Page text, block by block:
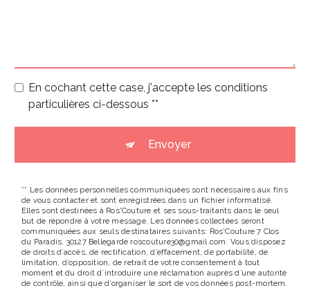
En cochant cette case, j'accepte les conditions
particulières ci-dessous **
Envoyer
** Les données personnelles communiquées sont nécessaires aux fins
de vous contacter et sont enregistrées dans un fichier informatisé.
Elles sont destinées à Ros'Couture et ses sous-traitants dans le seul
but de répondre à votre message. Les données collectées seront
communiquées aux seuls destinataires suivants: Ros'Couture 7 Clos
du Paradis, 30127 Bellegarde roscouture30@gmail.com. Vous disposez
de droits d’accès, de rectification, d’effacement, de portabilité, de
limitation, d’opposition, de retrait de votre consentement à tout
moment et du droit d’introduire une réclamation auprès d’une autorité
de contrôle, ainsi que d’organiser le sort de vos données post-mortem.